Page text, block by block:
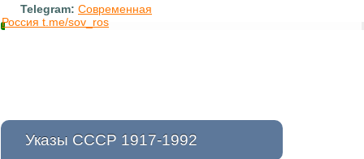
Telegram: Современная
Россия t.me/sov_ros
Указы СССР 1917-1992